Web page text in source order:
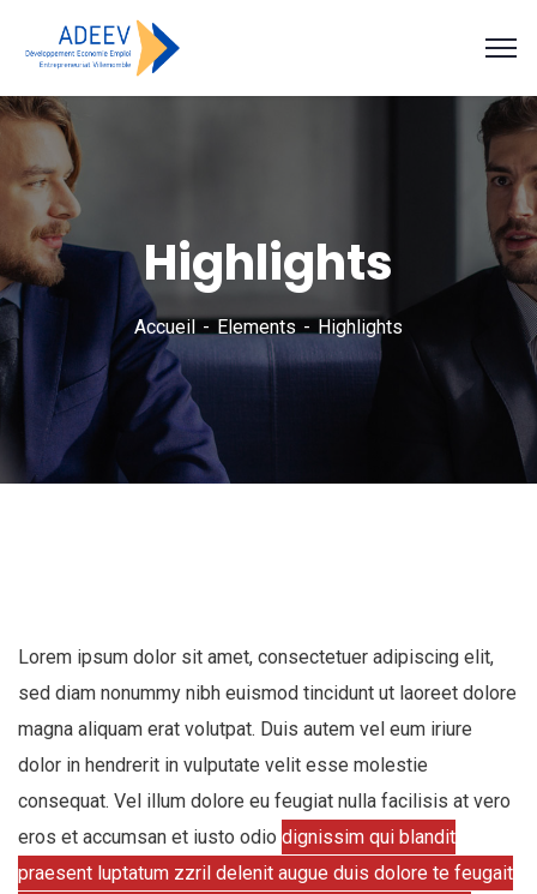
Highlights
Accueil Elements Highlights
Lorem ipsum dolor sit amet, consectetuer adipiscing elit,
sed diam nonummy nibh euismod tincidunt ut laoreet dolore
magna aliquam erat volutpat. Duis autem vel eum iriure
dolor in hendrerit in vulputate velit esse molestie
consequat. Vel illum dolore eu feugiat nulla facilisis at vero
eros et accumsan et iusto odio dignissim qui blandit
praesent luptatum zzril delenit augue duis dolore te feugait